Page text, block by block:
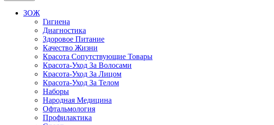
ЗОЖ
Гигиена
Диагностика
Здоровое Питание
Качество Жизни
Красота Сопутствующие Товары
Красота-Уход За Волосами
Красота-Уход За Лицом
Красота-Уход За Телом
Наборы
Народная Медицина
Офтальмология
Профилактика